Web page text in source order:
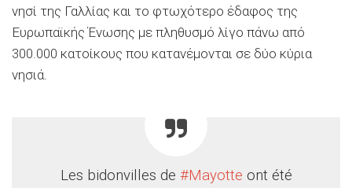
νησί της Γαλλίας και το φτωχότερο έδαφος της
Ευρωπαϊκής Ένωσης με πληθυσμό λίγο πάνω από
300.000 κατοίκους που κατανέμονται σε δύο κύρια
νησιά.
Les bidonvilles de #Mayotte ont été